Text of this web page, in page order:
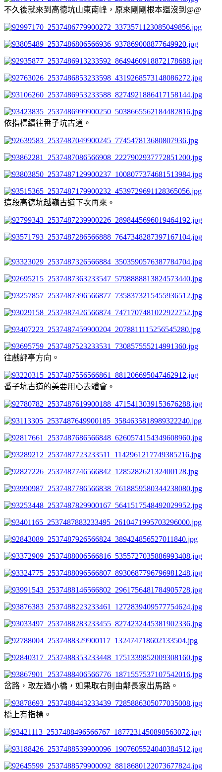
不久後就來到高德坑山東南峰，原來剛剛根本還沒到@@
依指標續往番子坑古道。
這段高德坑越嶺古道下次再來。
往戲評亭方向。
番子坑古道的美要用心去體會。
岔路，取左過小橋，如果取右則由鄰長家出馬路。
橋上有指標。